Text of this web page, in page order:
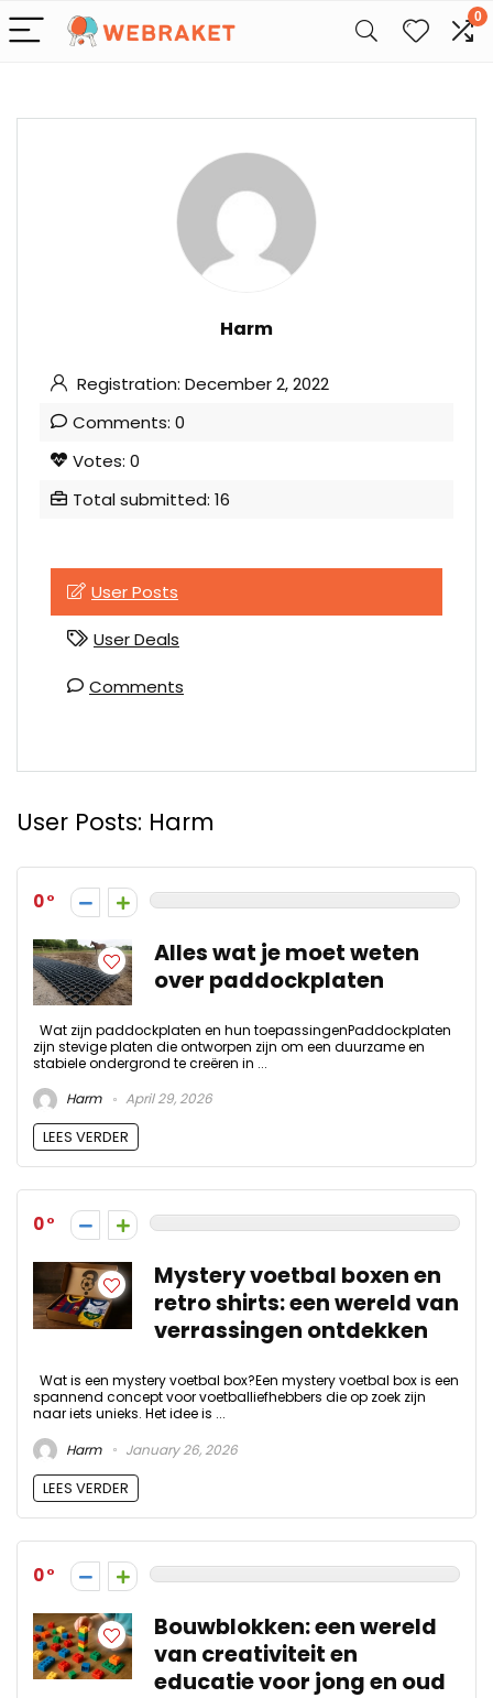
0
Harm
Registration: December 2, 2022
Comments: 0
Votes: 0
Total submitted: 16
User Posts
User Deals
Comments
User Posts: Harm
0
Alles wat je moet weten
over paddockplaten
Wat zijn paddockplaten en hun toepassingenPaddockplaten
zijn stevige platen die ontworpen zijn om een duurzame en
stabiele ondergrond te creëren in ...
Harm
April 29, 2026
LEES VERDER
0
Mystery voetbal boxen en
retro shirts: een wereld van
verrassingen ontdekken
Wat is een mystery voetbal box?Een mystery voetbal box is een
spannend concept voor voetballiefhebbers die op zoek zijn
naar iets unieks. Het idee is ...
Harm
January 26, 2026
LEES VERDER
0
Bouwblokken: een wereld
van creativiteit en
educatie voor jong en oud